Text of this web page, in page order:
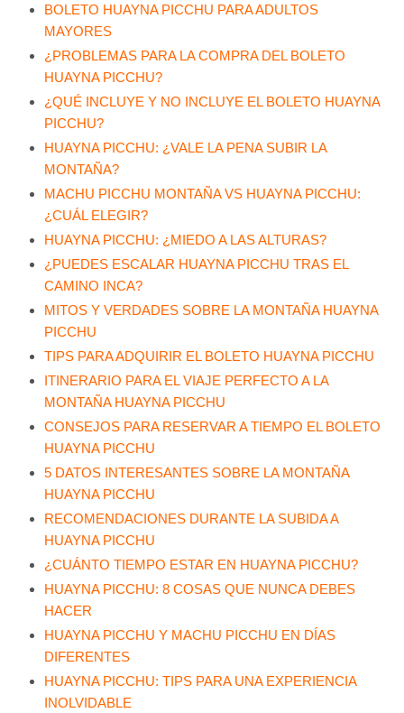
BOLETO HUAYNA PICCHU PARA ADULTOS
MAYORES
¿PROBLEMAS PARA LA COMPRA DEL BOLETO
HUAYNA PICCHU?
¿QUÉ INCLUYE Y NO INCLUYE EL BOLETO HUAYNA
PICCHU?
HUAYNA PICCHU: ¿VALE LA PENA SUBIR LA
MONTAÑA?
MACHU PICCHU MONTAÑA VS HUAYNA PICCHU:
¿CUÁL ELEGIR?
HUAYNA PICCHU: ¿MIEDO A LAS ALTURAS?
¿PUEDES ESCALAR HUAYNA PICCHU TRAS EL
CAMINO INCA?
MITOS Y VERDADES SOBRE LA MONTAÑA HUAYNA
PICCHU
TIPS PARA ADQUIRIR EL BOLETO HUAYNA PICCHU
ITINERARIO PARA EL VIAJE PERFECTO A LA
MONTAÑA HUAYNA PICCHU
CONSEJOS PARA RESERVAR A TIEMPO EL BOLETO
HUAYNA PICCHU
5 DATOS INTERESANTES SOBRE LA MONTAÑA
HUAYNA PICCHU
RECOMENDACIONES DURANTE LA SUBIDA A
HUAYNA PICCHU
¿CUÁNTO TIEMPO ESTAR EN HUAYNA PICCHU?
HUAYNA PICCHU: 8 COSAS QUE NUNCA DEBES
HACER
HUAYNA PICCHU Y MACHU PICCHU EN DÍAS
DIFERENTES
HUAYNA PICCHU: TIPS PARA UNA EXPERIENCIA
INOLVIDABLE